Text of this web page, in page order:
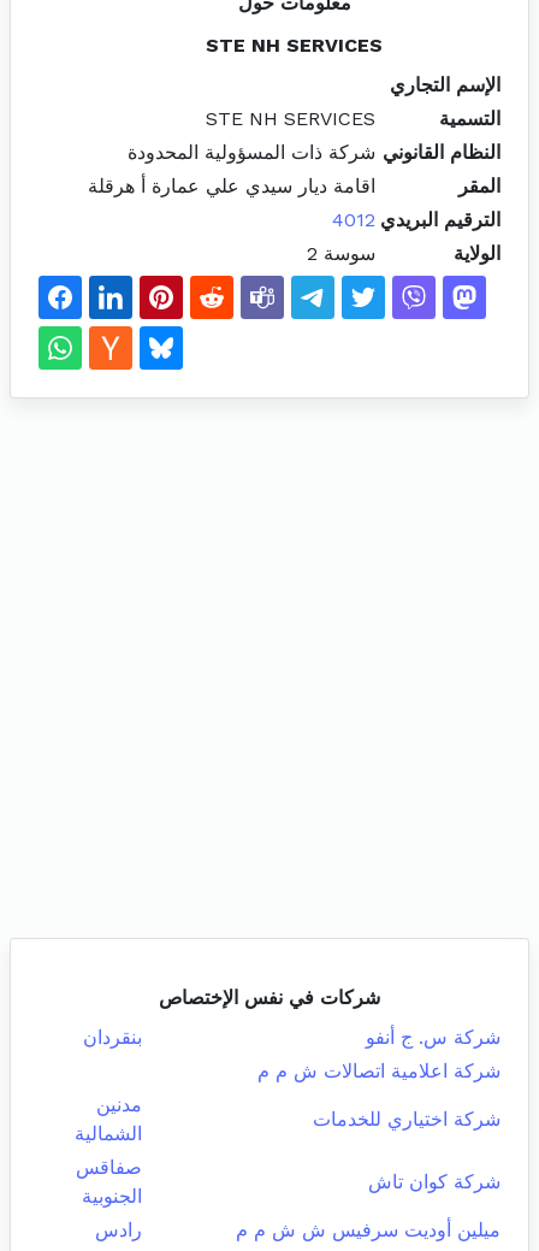
STE NH SERVICES
الإسم التجاري
التسمية
STE NH SERVICES
النظام القانوني شركة ذات المسؤولية المحدودة
المقر
اقامة ديار سيدي علي عمارة أ هرقلة
الترقيم البريدي 4012
الولاية
سوسة 2
شركات في نفس الإختصاص
شركة س. ج أنفو
بنقردان
شركة اعلامية اتصالات ش م م
شركة اختياري للخدمات
مدنين
الشمالية
شركة كوان تاش
صفاقس
الجنوبية
ميلين أوديت سرفيس ش ش م م
رادس